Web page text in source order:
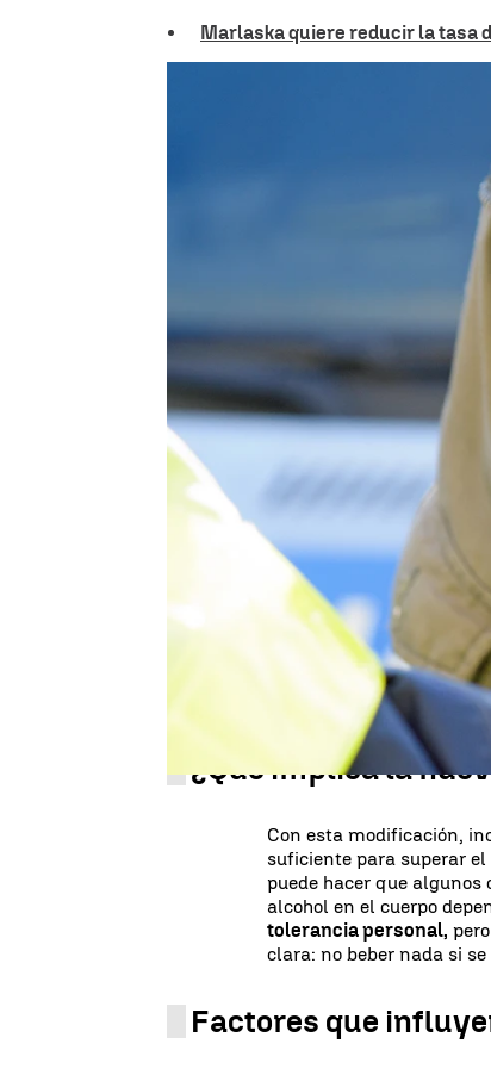
Marlaska quiere reducir la tasa
Publicado: 14 de septiembre de
El Ministerio del Interior
Reglamento General de
permitida al volante de
impulsada por la
los accidentes y
como peatones,
permitida en aire
¿Qué implica la
Con esta modificación,
suficiente para superar
puede hacer que
alcohol en el cuerpo
tolerancia personal,
clara: no beber nada si
Factores que